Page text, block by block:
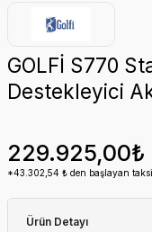
GOLFİ S770
Destekleyici
229.925,00₺
*43.302,54 ₺ den başlayan
Ürün Detayı